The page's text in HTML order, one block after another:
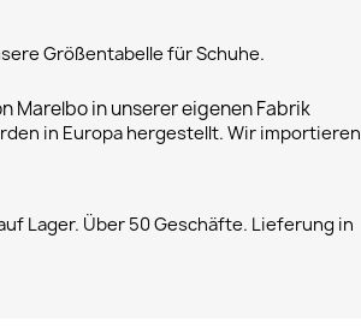
Größentabelle für Schuhe.
Marelbo in unserer eigenen Fabrik
in Europa hergestellt. Wir importieren
Lager. Über 50 Geschäfte. Lieferung in